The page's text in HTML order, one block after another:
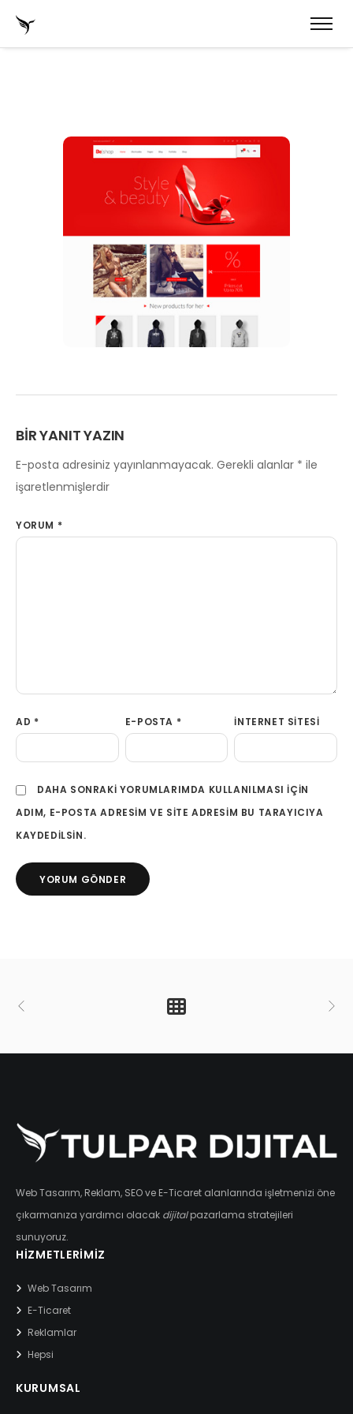
BIR YANIT YAZIN
E-posta adresiniz yayınlanmayacak. Gerekli alanlar * ile
işaretlenmişlerdir
YORUM *
AD * E-POSTA * İNTERNET SITESI
DAHA SONRAKI YORUMLARIMDA KULLANILMASI IÇIN
ADIM, E-POSTA ADRESIM VE SITE ADRESIM BU TARAYICIYA
KAYDEDILSIN.
Web Tasarım, Reklam, SEO ve E-Ticaret alanlarında işletmenizi öne
çıkarmanıza yardımcı olacak dijitalpazarlama stratejileri
sunuyoruz.
HIZMETLERIMIZ
Web Tasarım
E-Ticaret
Reklamlar
Hepsi
KURUMSAL